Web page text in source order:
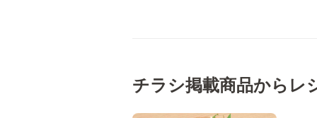
チラシ掲載商品からレ